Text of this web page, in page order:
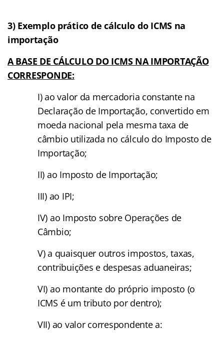
3) Exemplo prático de cálculo do ICMS na
importação
A BASE DE CÁLCULO DO ICMS NA IMPORTAÇÃO
CORRESPONDE:
I) ao valor da mercadoria constante na
Declaração de Importação, convertido em
moeda nacional pela mesma taxa de
câmbio utilizada no cálculo do Imposto de
Importação;
II) ao Imposto de Importação;
III) ao IPI;
IV) ao Imposto sobre Operações de
Câmbio;
V) a quaisquer outros impostos, taxas,
contribuições e despesas aduaneiras;
VI) ao montante do próprio imposto (o
ICMS é um tributo por dentro);
VII) ao valor correspondente a: